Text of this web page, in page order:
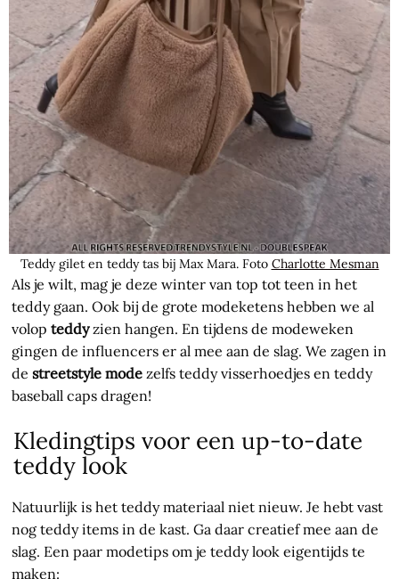
Teddy gilet en teddy tas bij Max Mara. Foto Charlotte Mesman
Als je wilt, mag je deze winter van top tot teen in het
teddy gaan. Ook bij de grote modeketens hebben we al
volopteddyzien hangen. En tijdens de modeweken
gingen de influencers er al mee aan de slag. We zagen in
destreetstyle mode zelfs teddy visserhoedjes en teddy
baseball caps dragen!
Kledingtips voor een up-to-date
teddy look
Natuurlijk is het teddy materiaal niet nieuw. Je hebt vast
nog teddy items in de kast. Ga daar creatief mee aan de
slag. Een paar modetips om je teddy look eigentijds te
maken: